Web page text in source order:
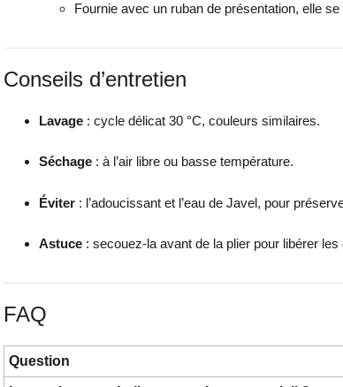
Fournie avec un ruban de présentation, elle
Conseils d’entretien
Lavage: cycle délicat 30 °C, couleurs similaires.
Séchage: à l’air libre ou basse température.
Éviter: l’adoucissant et l’eau de Javel, pour
Astuce: secouez-la avant de la plier pour libérer
FAQ
Question